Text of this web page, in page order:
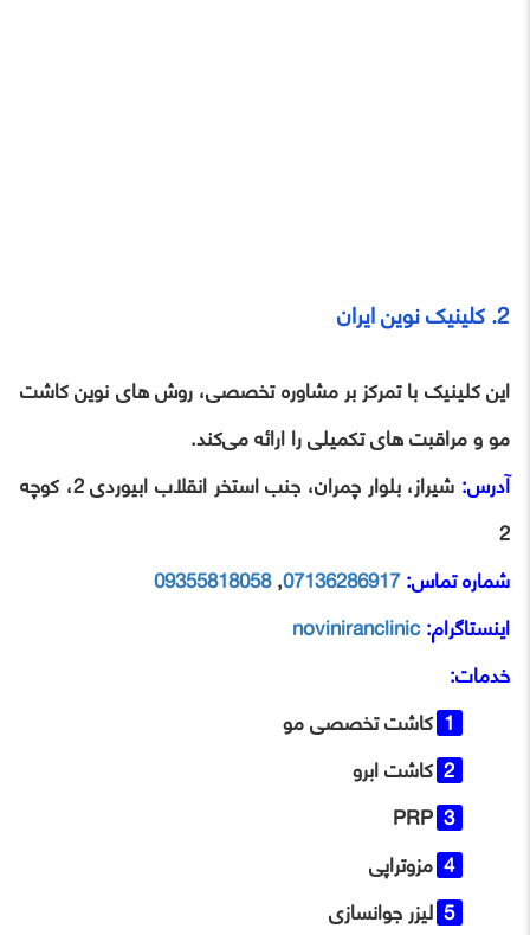
2. کلینیک نوین ایران
این کلینیک با تمرکز بر مشاوره تخصصی، روش‌ های نوین کاشت
مو و مراقبت‌ های تکمیلی را ارائه می‌کند.
آدرس:
شیراز، بلوار چمران، جنب استخر انقلاب ابیوردی 2، کوچه
2
شماره تماس:07136286917
,
09355818058
اینستاگرام:noviniranclinic
خدمات:
کاشت تخصصی مو
کاشت ابرو
PRP
مزوتراپی
لیزر جوانسازی